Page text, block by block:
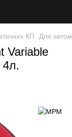
КП Для
Variable
4л.